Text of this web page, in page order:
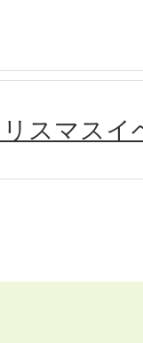
リスマス